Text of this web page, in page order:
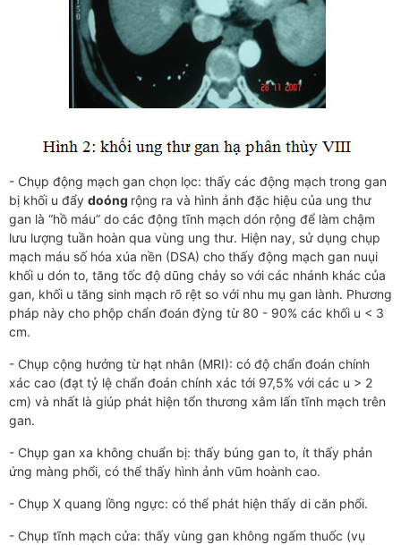
- Chụp động mạch gan chọn lọc: thấy các động mạch trong gan
bị khối u đẩy doóng rộng ra và hình ảnh đặc hiệu của ung thư
gan là “hồ máu” do các động tĩnh mạch dón rộng để làm chậm
lưu lượng tuần hoàn qua vùng ung thư. Hiện nay, sử dụng chụp
mạch máu số hóa xúa nền (DSA) cho thấy động mạch gan nuụi
khối u dón to, tăng tốc độ dũng chảy so với các nhánh khác của
gan, khối u tăng sinh mạch rõ rệt so với nhu mụ gan lành. Phương
pháp này cho phộp chẩn đoán đỳng từ 80 - 90% các khối u < 3
cm.
- Chụp cộng hưởng từ hạt nhân (MRI): có độ chẩn đoán chính
xác cao (đạt tỷ lệ chẩn đoán chính xác tới 97,5% với các u > 2
cm) và nhất là giúp phát hiện tổn thương xâm lấn tĩnh mạch trên
gan.
- Chụp gan xa không chuẩn bị: thấy búng gan to, ít thấy phản
ứng màng phổi, có thể thấy hình ảnh vũm hoành cao.
- Chụp X quang lồng ngực: có thể phát hiện thấy di căn phổi.
- Chụp tĩnh mạch cửa: thấy vùng gan không ngấm thuốc (vụ